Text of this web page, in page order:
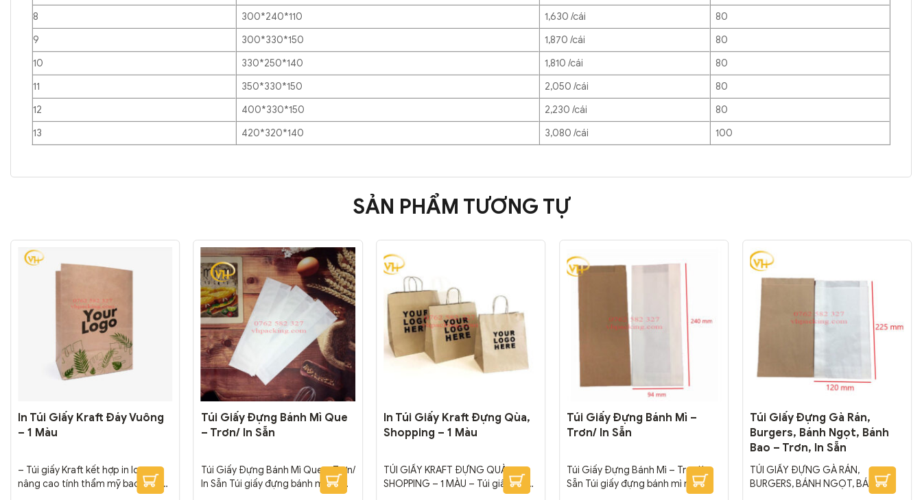
8
300*240*110 1,630 /cái
80
9
300*330*150 1,870 /cái
80
10
330*250*140 1,810 /cái
80
11
350*330*150 2,050 /cái
80
12
400*330*150 2,230 /cái
80
13
420*320*140 3,080 /cái 100
SẢN PHẨM TƯƠNG TỰ
In Túi Giấy Kraft Đáy Vuông
– 1 Màu
– Túi giấy Kraft kết hợp in logo
nâng cao tính thẩm mỹ bao bì sản
phẩm. Đồng thời, in logo lên túi
Túi Giấy Đựng Bánh Mì Que
– Trơn/ In Sẵn
Túi Giấy Đựng Bánh Mì Que – Trơn/
In Sẵn Túi giấy đựng bánh mì nói
riêng cũng như túi giấy đựng thực
In Túi Giấy Kraft Đựng Qùa,
Shopping – 1 Màu
TÚI GIẤY KRAFT ĐỰNG QUÀ,
SHOPPING – 1 MÀU – Túi giấy Kraft
kết hợp in logo nâng cao tính
Túi Giấy Đựng Bánh Mì –
Trơn/ In Sẵn
Túi Giấy Đựng Bánh Mì – Trơn/ In
Sẵn Túi giấy đựng bánh mì nói
riêng cũng như túi giấy đựng thực
Túi Giấy Đựng Gà Rán,
Burgers, Bánh Ngọt, Bánh
Bao – Trơn, In Sẵn
TÚI GIẤY ĐỰNG GÀ RÁN,
BURGERS, BÁNH NGỌT, BÁNH
BAO,… Túi giấy đựng gà rán,